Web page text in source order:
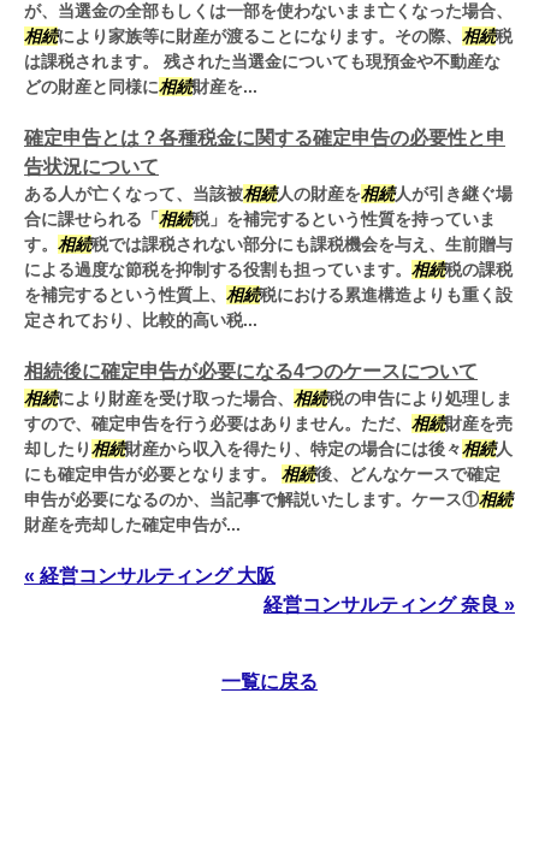
が、当選金の全部もしくは一部を使わないまま亡くなった場合、
相続により家族等に財産が渡ることになります。その際、 相続税
は課税されます。 残された当選金についても現預金や不動産な
どの財産と同様に相続財産を...
確定申告とは？各種税金に関する確定申告の必要性と申
告状況について
ある人が亡くなって、当該被相続人の財産を相続人が引き継ぐ場
合に課せられる「 相続税」を補完するという性質を持っていま
す。 相続税では課税されない部分にも課税機会を与え、生前贈与
による過度な節税を抑制する役割も担っています。 相続税の課税
を補完するという性質上、 相続税における累進構造よりも重く設
定されており、比較的高い税...
相続後に確定申告が必要になる4つのケースについて
相続により財産を受け取った場合、 相続税の申告により処理しま
すので、確定申告を行う必要はありません。ただ、 相続財産を売
却したり相続財産から収入を得たり、特定の場合には後々相続人
にも確定申告が必要となります。 相続後、どんなケースで確定
申告が必要になるのか、当記事で解説いたします。ケース①相続
財産を売却した確定申告が...
« 経営コンサルティング 大阪
経営コンサルティング 奈良 »
一覧に戻る